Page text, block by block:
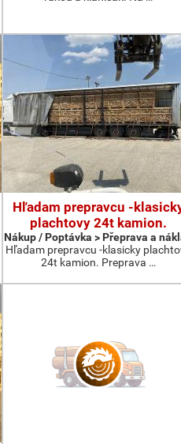
Hľadam prepravcu -
plachtovy 24t kamion.
Nákup / Poptávka > Přeprava a
Hľadam prepravcu -klasicky
24t kamion. Preprava …